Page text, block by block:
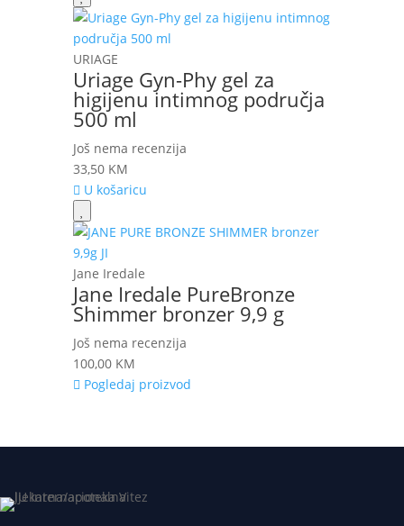
URIAGE
Uriage Gyn-Phy gel za
higijenu intimnog područja
500 ml
Još nema recenzija
33,50 KM
U košaricu
Jane Iredale
Jane Iredale PureBronze
Shimmer bronzer 9,9 g
Još nema recenzija
100,00 KM
Pogledaj proizvod